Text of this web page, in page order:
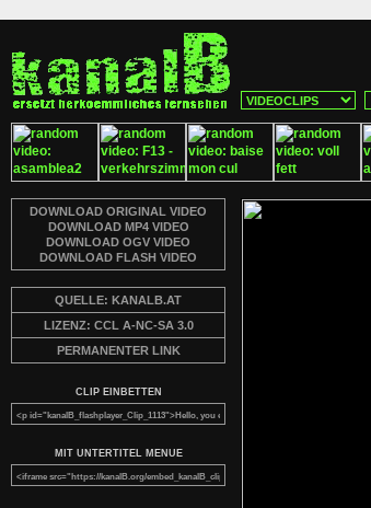
DOWNLOAD ORIGINAL VIDEO
DOWNLOAD MP4 VIDEO
DOWNLOAD OGV VIDEO
DOWNLOAD FLASH VIDEO
QUELLE: KANALB.AT
LIZENZ: CCL A-NC-SA 3.0
PERMANENTER LINK
CLIP EINBETTEN
MIT UNTERTITEL MENUE